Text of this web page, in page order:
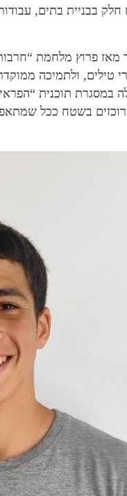
בבניית בתים,
מאז פרוץ מלחמת
טילים, ולתמיכה
תוכנית
בשטח ככל